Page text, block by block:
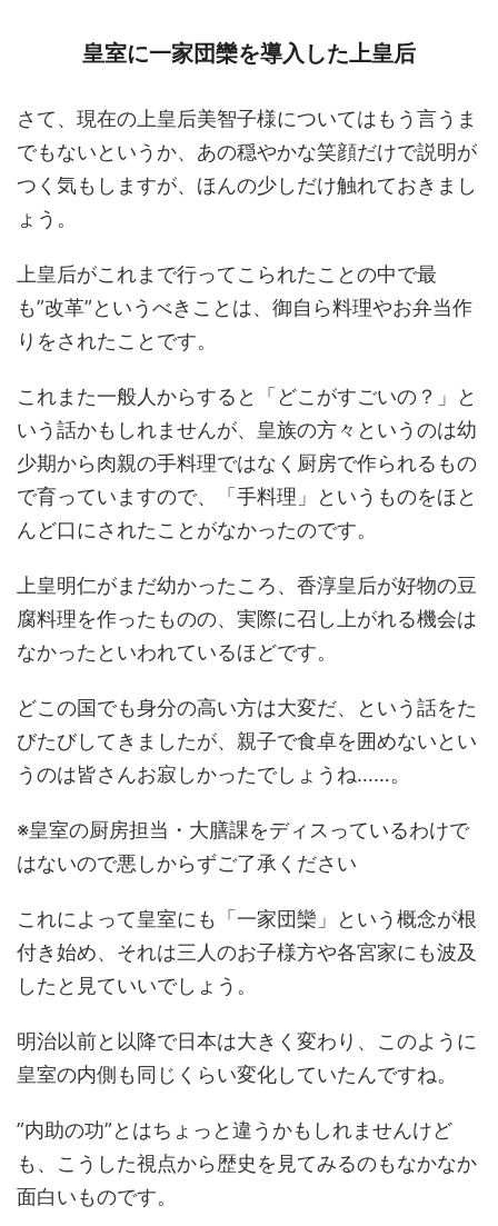
皇室に一家団欒を導入した上皇后
さて、現在の上皇后美智子様についてはもう言うま
でもないというか、あの穏やかな笑顔だけで説明が
つく気もしますが、ほんの少しだけ触れておきまし
ょう。
上皇后がこれまで行ってこられたことの中で最
も”改革”というべきことは、御自ら料理やお弁当作
りをされたことです。
これまた一般人からすると「どこがすごいの？」と
いう話かもしれませんが、皇族の方々というのは幼
少期から肉親の手料理ではなく厨房で作られるもの
で育っていますので、「手料理」というものをほと
んど口にされたことがなかったのです。
上皇明仁がまだ幼かったころ、香淳皇后が好物の豆
腐料理を作ったものの、実際に召し上がれる機会は
なかったといわれているほどです。
どこの国でも身分の高い方は大変だ、という話をた
びたびしてきましたが、親子で食卓を囲めないとい
うのは皆さんお寂しかったでしょうね……。
※皇室の厨房担当・大膳課をディスっているわけで
はないので悪しからずご了承ください
これによって皇室にも「一家団欒」という概念が根
付き始め、それは三人のお子様方や各宮家にも波及
したと見ていいでしょう。
明治以前と以降で日本は大きく変わり、このように
皇室の内側も同じくらい変化していたんですね。
”内助の功”とはちょっと違うかもしれませんけど
も、こうした視点から歴史を見てみるのもなかなか
面白いものです。